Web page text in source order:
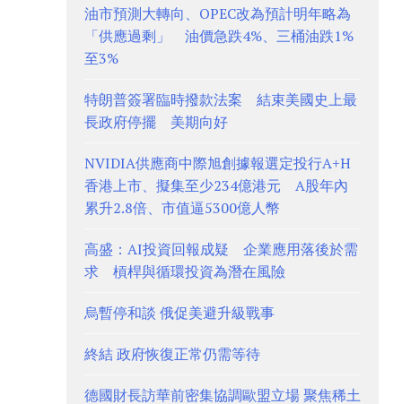
油市預測大轉向、OPEC改為預計明年略為
「供應過剩」 油價急跌4%、三桶油跌1%
至3%
特朗普簽署臨時撥款法案 結束美國史上最
長政府停擺 美期向好
NVIDIA供應商中際旭創據報選定投行A+H
香港上市、擬集至少234億港元 A股年內
累升2.8倍、市值逼5300億人幣
高盛：AI投資回報成疑 企業應用落後於需
求 槓桿與循環投資為潛在風險
烏暫停和談 俄促美避升級戰事
終結 政府恢復正常仍需等待
德國財長訪華前密集協調歐盟立場 聚焦稀土